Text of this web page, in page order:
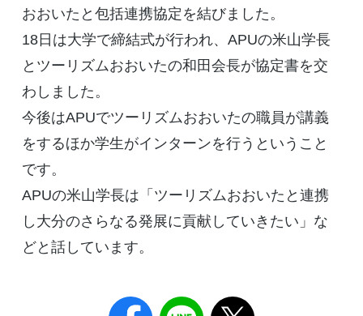
おおいたと包括連携協定を結びました。
18日は大学で締結式が行われ、APUの米山学長
とツーリズムおおいたの和田会長が協定書を交
わしました。
今後はAPUでツーリズムおおいたの職員が講義
をするほか学生がインターンを行うということ
です。
APUの米山学長は「ツーリズムおおいたと連携
し大分のさらなる発展に貢献していきたい」な
どと話しています。